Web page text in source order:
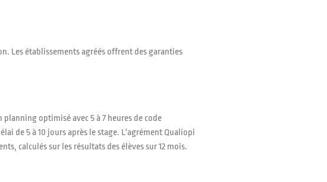
Les établissements agréés offrent des garanties
optimisé avec 5 à 7 heures de code
de 5 à 10 jours après le stage. L'agrément Qualiopi
calculés sur les résultats des élèves sur 12 mois.